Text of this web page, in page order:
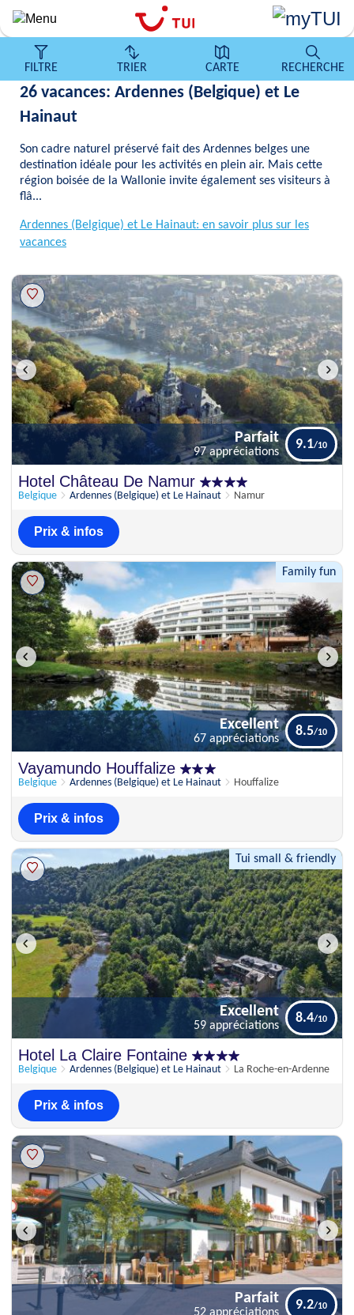
Aller
au
contenu
principal
FILTRE TRIER CARTE RECHERCHE
26 vacances: Ardennes (Belgique) et Le
Hainaut
Son cadre naturel préservé fait des Ardennes belges une
destination idéale pour les activités en plein air. Mais cette
région boisée de la Wallonie invite également ses visiteurs à
flâ...
Ardennes (Belgique) et Le Hainaut: en savoir plus sur les
vacances
Parfait
97 appréciations
Hotel Château De Namur
Belgique Ardennes (Belgique) et Le Hainaut Namur
Parfait
97 appréciations
9.1
Prix & infos
Family fun
67 appréciations
Vayamundo Houffalize
Belgique Ardennes (Belgique) et Le Hainaut Houffalize
Excellent
67 appréciations
8.5
Prix & infos
Tui small & friendly
Excellent
59 appréciations
Hotel La Claire Fontaine
Belgique Ardennes (Belgique) et Le Hainaut La Roche-en-Ardenne
Excellent
59 appréciations
8.4
Prix & infos
Parfait 9.2